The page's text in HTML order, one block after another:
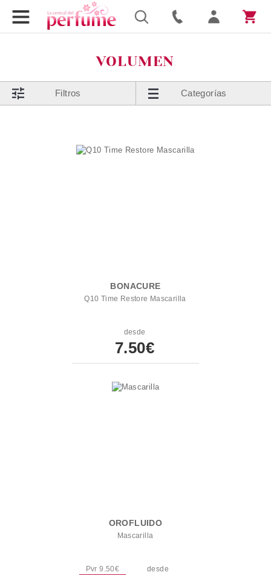
VOLUMEN
Filtros Categorías
BONACURE
Q10 Time Restore Mascarilla
desde
7.50€
OROFLUIDO
Mascarilla
Pvr 9.50€ desde